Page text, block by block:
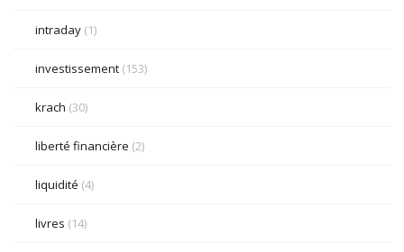
intraday (1)
investissement (153)
krach (30)
liberté financière (2)
liquidité (4)
livres (14)